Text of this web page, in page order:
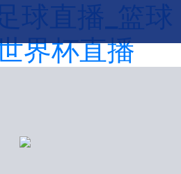
球直播_篮球
界杯直播